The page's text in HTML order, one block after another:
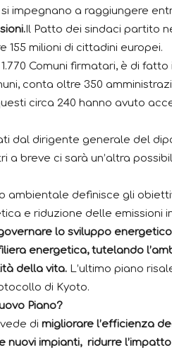
impegnano a raggiungere
Il Patto dei sindaci partito
155 milioni di cittadini europei.
1.770 Comuni firmatari, è di
conta oltre 350
circa 240 hanno avuto
dal dirigente generale del
a breve ci sarà un’altra
ambientale definisce gli
e riduzione delle emissioni
lo sviluppo
energetica, tutelando
della vita. L’ultimo piano
di Kyoto.
Piano?
di migliorare l’efficienza
nuovi impianti, ridurre